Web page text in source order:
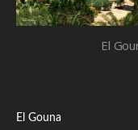
El
El Gouna